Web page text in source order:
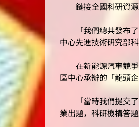
鏈接全國科研資源
「我們總共發布了
中心先進技術研究部科
在新能源汽車競爭
區中心承辦的「龍頭
「當時我們提交了
業出題，科研機構答